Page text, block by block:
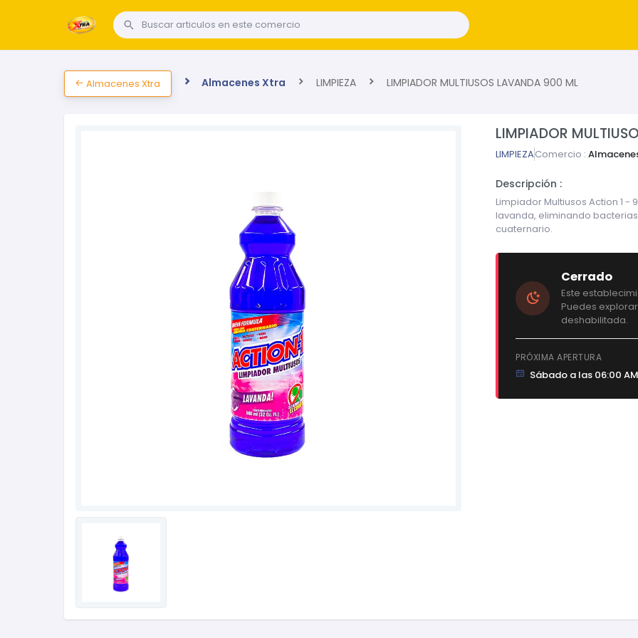
Almacenes Xtra Almacenes Xtra LIMPIEZA LIMPIADOR MULTIUSOS LAVANDA 900 ML
LIMPIADOR
LIMPIEZAComercio :
Descripción :
Limpiador Multiusos Action 1
lavanda, eliminando
cuaternario.
Cerrado
Este
Puedes
deshabilitada.
PRÓXIMA APERTURA
Sábado a las 06:00 AM